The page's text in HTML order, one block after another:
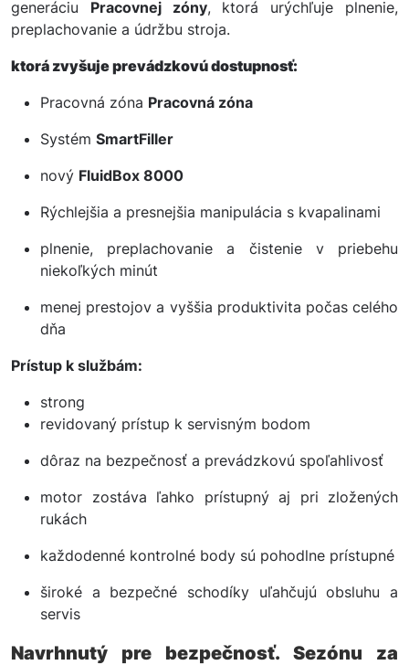
generáciu Pracovnej zóny, ktorá urýchľuje plnenie,
preplachovanie a údržbu stroja.
ktorá zvyšuje prevádzkovú dostupnosť:
Pracovná zóna Pracovná zóna
Systém SmartFiller
nový FluidBox 8000
Rýchlejšia a presnejšia manipulácia s kvapalinami
plnenie, preplachovanie a čistenie v priebehu
niekoľkých minút
menej prestojov a vyššia produktivita počas celého
dňa
Prístup k službám:
strong
revidovaný prístup k servisným bodom
dôraz na bezpečnosť a prevádzkovú spoľahlivosť
motor zostáva ľahko prístupný aj pri zložených
rukách
každodenné kontrolné body sú pohodlne prístupné
široké a bezpečné schodíky uľahčujú obsluhu a
servis
Navrhnutý pre bezpečnosť. Sezónu za